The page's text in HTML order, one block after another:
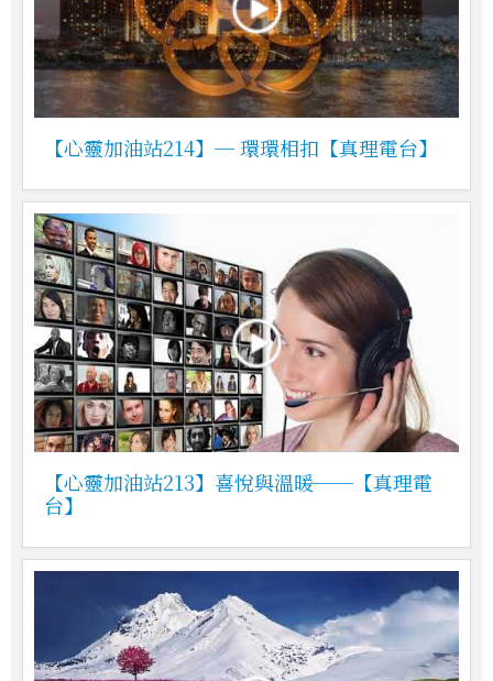
【心靈加油站214】─ 環環相扣【真理電台】
【心靈加油站213】喜悅與溫暖──【真理電
台】